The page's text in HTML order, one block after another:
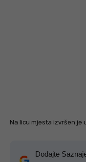
Na licu mjesta izvršen je
Dodajte